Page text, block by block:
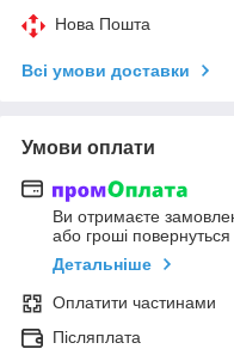
Нова Пошта
Всі умови доставки
Умови оплати
Ви отримаєте
або гроші
Детальніше
Оплатити частинами
Післяплата